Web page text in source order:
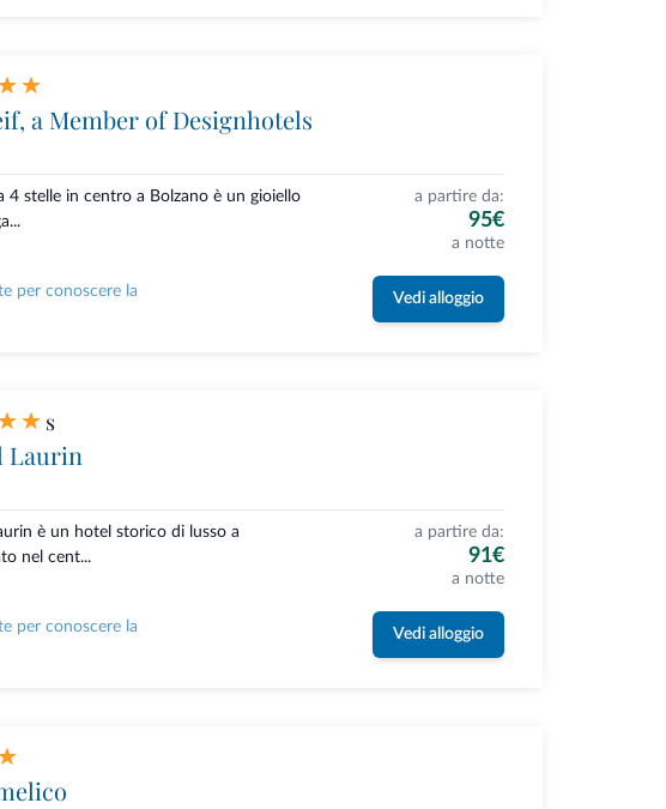
a Member of Designhotels
4 stelle in centro a Bolzano è un gioiello
a partire da:
95€
a notte
per conoscere la
Vedi alloggio
s
Laurin
è un hotel storico di lusso a
nel cent...
a partire da:
91€
a notte
per conoscere la
Vedi alloggio